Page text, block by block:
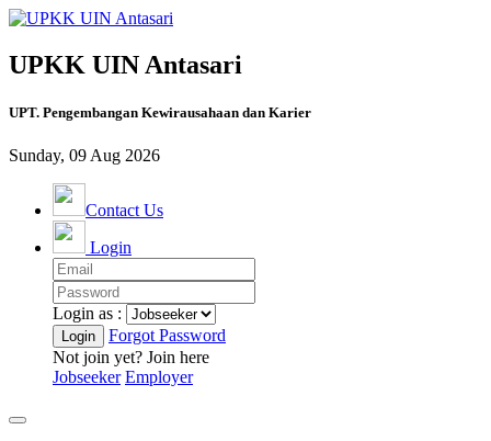
UPKK UIN Antasari
UPT. Pengembangan Kewirausahaan dan Karier
Sunday, 09 Aug 2026
Contact Us
Login
Login as :
Forgot Password
Not join yet? Join here
Jobseeker Employer